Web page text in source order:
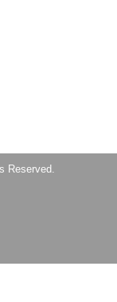
Reserved.